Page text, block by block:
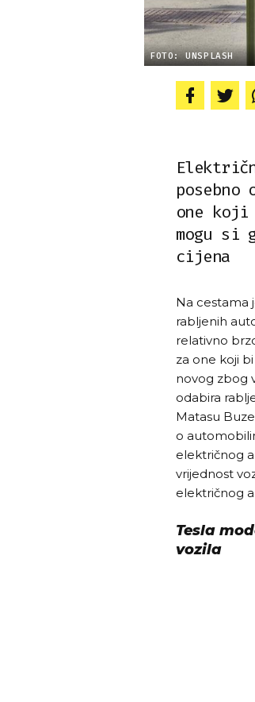
FOTO: UNSPLASH
one
mogu si
cijena
Na cestama
rabljenih
relativno
za one koji
novog zbog
odabira
Matasu
o
električnog
vrijednost
električnog
Tesla
vozila